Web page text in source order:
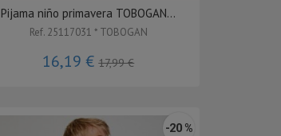
Pijama niño primavera TOBOGAN...
Ref. 25117031 * TOBOGAN
16,19 €17,99 €
-20 %